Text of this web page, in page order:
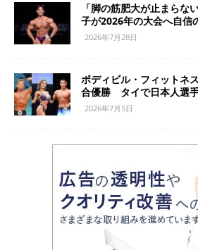
「脚の筋肥大が止まらな
子が2026年の大会へ自信
2026年7月28日
ボディビル・フィットネ
合優勝 タイで日本人選
2026年7月5日